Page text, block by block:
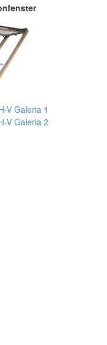
V Galeria 1
V Galeria 2